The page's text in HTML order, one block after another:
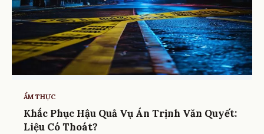
ẨM THỰC
Khắc Phục Hậu Quả Vụ Án Trịnh Văn Quyết:
Liệu Có Thoát?